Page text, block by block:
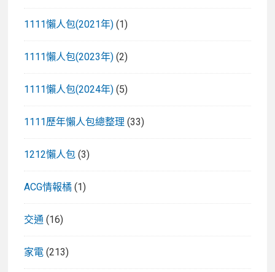
1111懶人包(2021年) (1)
1111懶人包(2023年) (2)
1111懶人包(2024年) (5)
1111歷年懶人包總整理 (33)
1212懶人包 (3)
ACG情報橘 (1)
交通 (16)
家電 (213)